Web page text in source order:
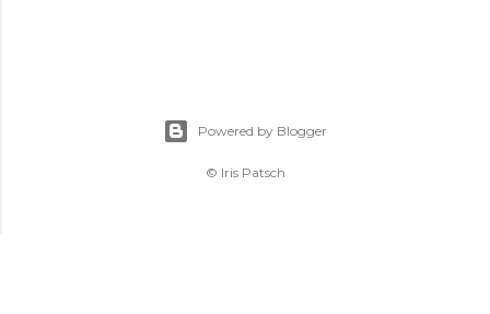
Powered by Blogger
© Iris Patsch